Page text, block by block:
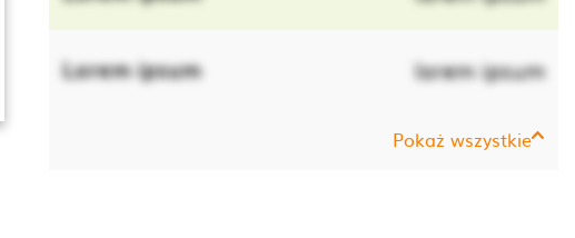
Lorem ipsum lorem ipsum
Pokaż wszystkie